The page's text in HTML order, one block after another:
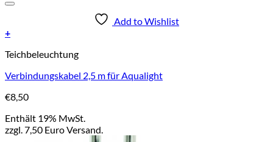
Add to Wishlist
+
Teichbeleuchtung
Verbindungskabel 2,5 m für Aqualight
€8,50
Enthält 19% MwSt.
zzgl. 7,50 Euro Versand.